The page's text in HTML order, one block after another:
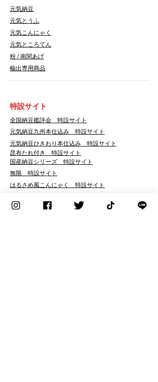
元気納豆
元気とうふ
元気こんにゃく
元気ところてん
​粉 / 南関あげ
輸出専用商品
​特設サイト
​全国納豆鑑評会 特設サイト
​元気納豆九州本仕込み 特設サイト
元気納豆ひきわり本仕込み 特設サイト
昆布たれ付き 特設サイト
国産納豆シリーズ 特設サイト
無限 特設サイト
はるさめ風こんにゃく 特設サイト
こんにゃクック 特設サイト